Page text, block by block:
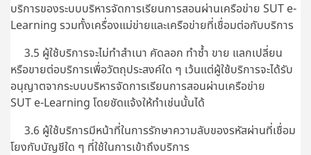
บริการของระบบบริหารจัดการเรียนการสอนผ่านเครือข่าย SUT e-
Learning รวมทั้งเครื่องแม่ข่ายและเครือข่ายที่เชื่อมต่อกับบริการ
3.5 ผู้ใช้บริการจะไม่ทำสำเนา คัดลอก ทำซ้ำ ขาย แลกเปลี่ยน
หรือขายต่อบริการเพื่อวัตถุประสงค์ใด ๆ เว้นแต่ผู้ใช้บริการจะได้รับ
อนุญาตจากระบบบริหารจัดการเรียนการสอนผ่านเครือข่าย
SUT e-Learning โดยชัดแจ้งให้ทำเช่นนั้นได้
3.6 ผู้ใช้บริการมีหน้าที่ในการรักษาความลับของรหัสผ่านที่เชื่อม
โยงกับบัญชีใด ๆ ที่ใช้ในการเข้าถึงบริการ